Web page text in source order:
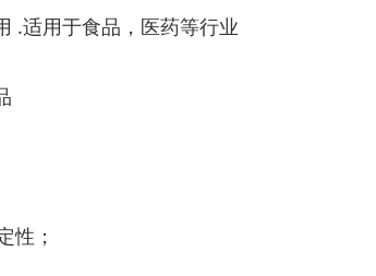
.适用于食品，医药等行业
性；